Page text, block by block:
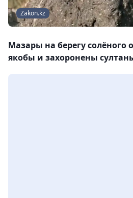
Zakon.kz
Мазары на берегу солёного
якобы и захоронены